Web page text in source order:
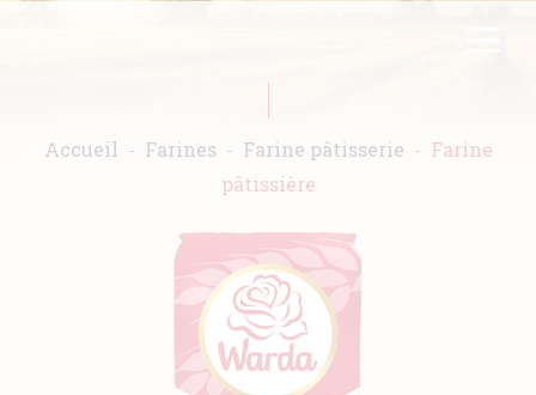
Accueil Farines Farine pâtisserie
Farine
pâtissière